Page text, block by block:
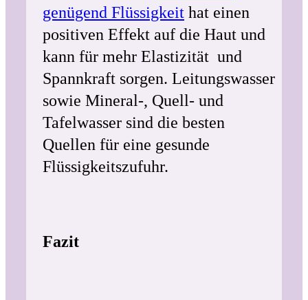
genügend Flüssigkeit hat einen
positiven Effekt auf die Haut und
kann für mehr Elastizität und
Spannkraft sorgen. Leitungswasser
sowie Mineral-, Quell- und
Tafelwasser sind die besten
Quellen für eine gesunde
Flüssigkeitszufuhr.
Fazit